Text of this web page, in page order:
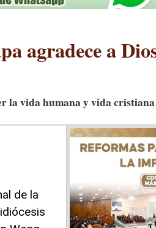
agradece a
la vida humana y vida cristiana
de la